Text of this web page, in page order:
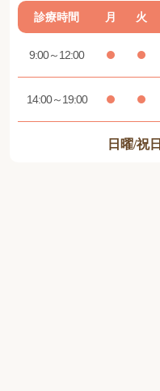
診療時間 月 火
9:00～12:00
14:00～19:00
日曜/祝日